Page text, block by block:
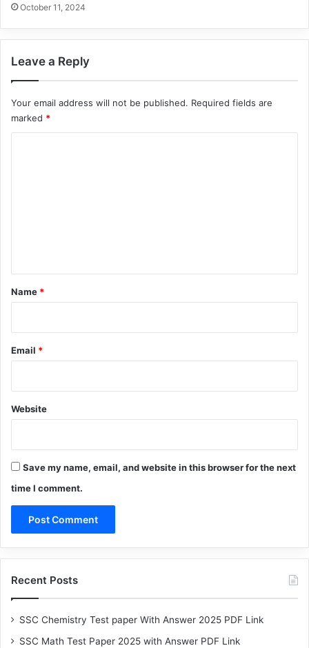
October 11, 2024
Leave a Reply
Your email address will not be published. Required fields are
marked *
*
Name *
Email *
Website
Save my name, email, and website in this browser for the next
time I comment.
Recent Posts
SSC Chemistry Test paper With Answer 2025 PDF Link
SSC Math Test Paper 2025 with Answer PDF Link